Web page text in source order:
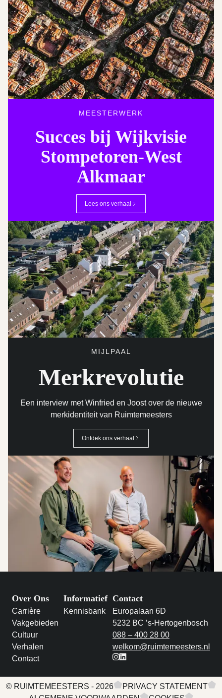
MEESTERWERK
Succes bij Wijkvisie
Stompetoren-West
Alkmaar
Lees ons verhaal
MIJLPAAL
Merkrevolutie
Een interview met Winfried en Joost over de nieuwe
merkidentiteit van Ruimtemeesters
Ontdek ons verhaal
Over Ons
Carrière
Vakgebieden
Cultuur
Verhalen
Contact
Informatief
Kennisbank
Contact
Europalaan 6D
5232 BC ’s-Hertogenbosch
088 – 400 28 00
welkom@ruimtemeesters.nl
© RUIMTEMEESTERS - 2026
PRIVACY STATEMENT